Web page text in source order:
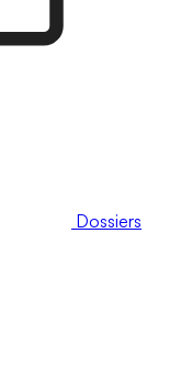
Dossiers